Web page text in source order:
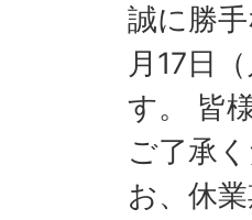
誠に勝
月17日
す。 皆
ご了承
お、休